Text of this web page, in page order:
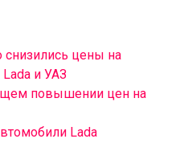
снизились цены на
и УАЗ
повышении цен на
Lada